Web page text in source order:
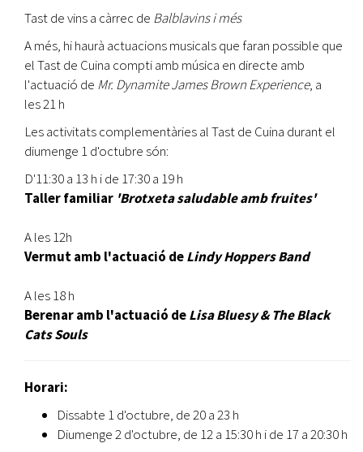
Tast de vins a càrrec de Balblavins i més
A més, hi haurà actuacions musicals que faran possible que
el Tast de Cuina compti amb música en directe amb
l'actuació de Mr. Dynamite James Brown Experience, a
les 21 h
Les activitats complementàries al Tast de Cuina durant el
diumenge 1 d'octubre són:
D'11:30 a 13 h i de 17:30 a 19 h
Taller familiar 'Brotxeta saludable amb fruites'
A les 12h
Vermut amb l'actuació deLindy Hoppers Band
A les 18 h
Berenar amb l'actuació deLisa Bluesy & The Black
Cats Souls
Horari:
Dissabte 1 d'octubre, de 20 a 23 h
Diumenge 2 d'octubre, de 12 a 15:30 h i de 17 a 20:30 h